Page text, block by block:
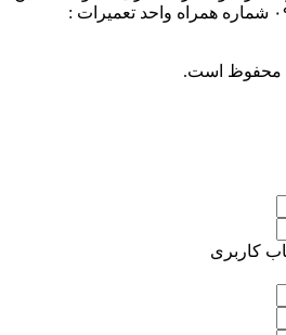
آلات صنعتی : ۰۹۱۰۱۹۹۷۴۷۰ شماره همراه واحد تعمیرات :
محفوظ است.
کاربری